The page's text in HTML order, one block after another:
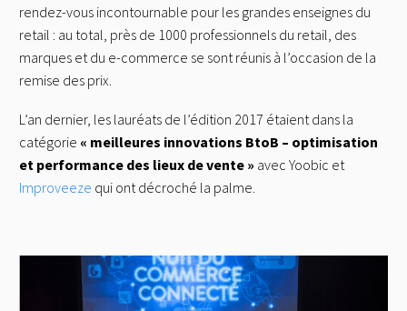
rendez-vous incontournable pour les grandes enseignes du
retail : au total, près de 1000 professionnels du retail, des
marques et du e-commerce se sont réunis à l’occasion de la
remise des prix.
L’an dernier, les lauréats de l’édition 2017 étaient dans la
catégorie « meilleures innovations BtoB – optimisation
et performance des lieux de vente » avec Yoobic et
Improveeze qui ont décroché la palme.